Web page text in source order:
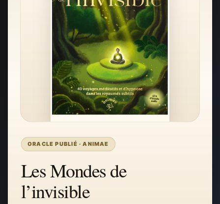
ORACLE PUBLIÉ · ANIMAE
Les Mondes de
l’invisible